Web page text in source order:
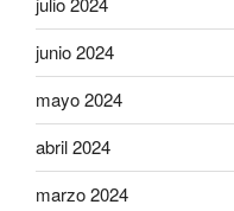
junio 2024
mayo 2024
abril 2024
marzo 2024